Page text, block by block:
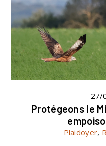
27/
Protégeons le
Plaidoyer,